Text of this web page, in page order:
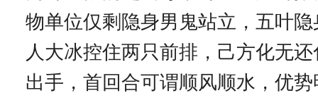
物单位仅剩隐身男鬼站立，五叶
人大冰控住两只前排，己方化无
出手，首回合可谓顺风顺水，优